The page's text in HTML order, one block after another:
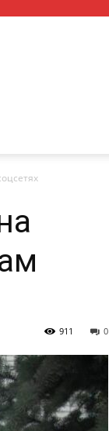
0
911